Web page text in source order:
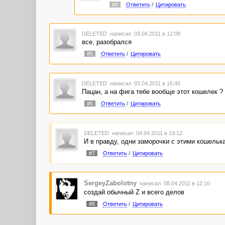
#4 Ответить/ Цитировать
DELETED написал 03.04.2011 в 12:08
все, разобрался
#5 Ответить/ Цитировать
DELETED написал 03.04.2011 в 16:46
Пацан, а на фига тебе вообще этот кошелек ?
#6 Ответить/ Цитировать
DELETED написал 04.04.2011 в 19:12
И в правду, одни заморочки с этими
#7 Ответить/ Цитировать
SergeyZabolotny написал 08.04.2011 в 12:10
создай обычный Z и всего делов
#8 Ответить/ Цитировать